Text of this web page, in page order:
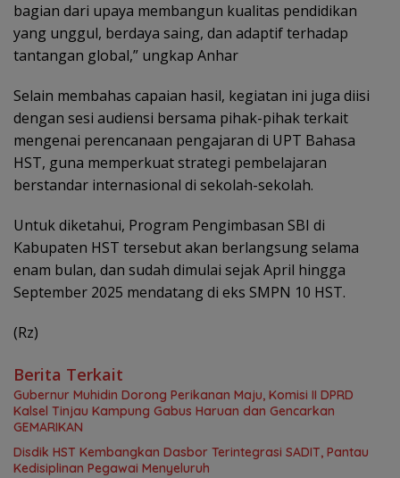
bagian dari upaya membangun kualitas pendidikan
yang unggul, berdaya saing, dan adaptif terhadap
tantangan global,” ungkap Anhar
Selain membahas capaian hasil, kegiatan ini juga diisi
dengan sesi audiensi bersama pihak-pihak terkait
mengenai perencanaan pengajaran di UPT Bahasa
HST, guna memperkuat strategi pembelajaran
berstandar internasional di sekolah-sekolah.
Untuk diketahui, Program Pengimbasan SBI di
Kabupaten HST tersebut akan berlangsung selama
enam bulan, dan sudah dimulai sejak April hingga
September 2025 mendatang di eks SMPN 10 HST.
(Rz)
Berita Terkait
Gubernur Muhidin Dorong Perikanan Maju, Komisi II DPRD
Kalsel Tinjau Kampung Gabus Haruan dan Gencarkan
GEMARIKAN
Disdik HST Kembangkan Dasbor Terintegrasi SADIT, Pantau
Kedisiplinan Pegawai Menyeluruh